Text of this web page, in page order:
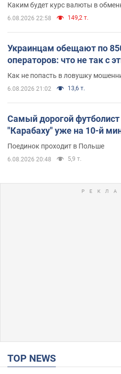
Каким будет курс валюты в
6.08.2026 22:58 149,2 т.
Украинцам обещают по
операторов: что не так с
Как не попасть в ловушку
6.08.2026 21:02 13,6 т.
Самый дорогой
"Карабаху" уже на 10-й
Поединок проходит в Польше
6.08.2026 20:48 5,9 т.
TOP NEWS